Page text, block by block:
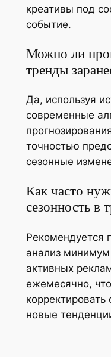
креативы под
событие.
Можно ли
тренды
Да, используя
современные
точностью
сезонные
Как часто
сезонность в
Рекомендуется
анализ минимум
активных
ежемесячно,
корректировать
новые